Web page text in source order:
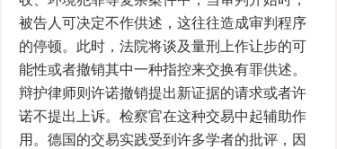
被告人可决定不作供述，这往往造成审判程序
的停顿。此时，法院将谈及量刑上作让步的可
能性或者撤销其中一种指控来交换有罪供述。
辩护律师则许诺撤销提出新证据的请求或者许
诺不提出上诉。检察官在这种交易中起辅助作
用。德国的交易实践受到许多学者的批评，因